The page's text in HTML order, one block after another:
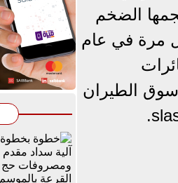
الضخم
مرة في عام
لطائرات
بسبب تغيّر اتجاهات سوق الطيران